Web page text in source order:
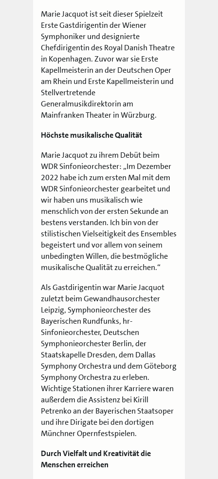
Marie Jacquot ist seit dieser Spielzeit
Erste Gastdirigentin der Wiener
Symphoniker und designierte
Chefdirigentin des Royal Danish Theatre
in Kopenhagen. Zuvor war sie Erste
Kapellmeisterin an der Deutschen Oper
am Rhein und Erste Kapellmeisterin und
Stellvertretende
Generalmusikdirektorin am
Mainfranken Theater in Würzburg.
Höchste musikalische Qualität
Marie Jacquot zu ihrem Debüt beim
WDR Sinfonieorchester: „Im Dezember
2022 habe ich zum ersten Mal mit dem
WDR Sinfonieorchester gearbeitet und
wir haben uns musikalisch wie
menschlich von der ersten Sekunde an
bestens verstanden. Ich bin von der
stilistischen Vielseitigkeit des Ensembles
begeistert und vor allem von seinem
unbedingten Willen, die bestmögliche
musikalische Qualität zu erreichen.“
Als Gastdirigentin war Marie Jacquot
zuletzt beim Gewandhausorchester
Leipzig, Symphonieorchester des
Bayerischen Rundfunks, hr-
Sinfonieorchester, Deutschen
Symphonieorchester Berlin, der
Staatskapelle Dresden, dem Dallas
Symphony Orchestra und dem Göteborg
Symphony Orchestra zu erleben.
Wichtige Stationen ihrer Karriere waren
außerdem die Assistenz bei Kirill
Petrenko an der Bayerischen Staatsoper
und ihre Dirigate bei den dortigen
Münchner Opernfestspielen.
Durch Vielfalt und Kreativität die
Menschen erreichen